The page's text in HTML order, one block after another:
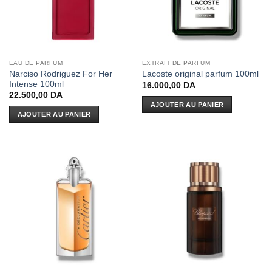
EAU DE PARFUM
Narciso Rodriguez For Her
Intense 100ml
22.500,00 DA
AJOUTER AU PANIER
EXTRAIT DE PARFUM
Lacoste original parfum 100ml
16.000,00 DA
AJOUTER AU PANIER